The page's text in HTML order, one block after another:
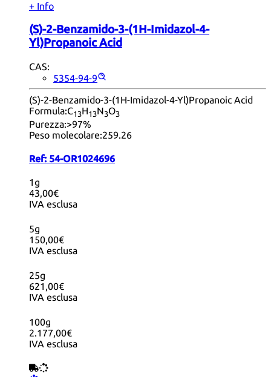
+ Info
(S)-2-Benzamido-3-(1H-Imidazol-4-
Yl)Propanoic Acid
CAS:
5354-94-9
(S)-2-Benzamido-3-(1H-Imidazol-4-Yl)Propanoic Acid
Formula:C13H13N3O3
Purezza:>97%
Peso molecolare:259.26
Ref: 54-OR1024696
1g
43,00€
IVA esclusa
5g
150,00€
IVA esclusa
25g
621,00€
IVA esclusa
100g
2.177,00€
IVA esclusa